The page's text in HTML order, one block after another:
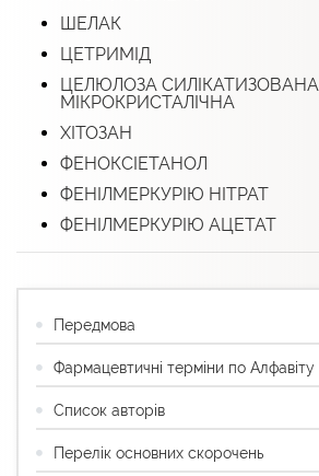
ШЕЛАК
ЦЕТРИМІД
ЦЕЛЮЛОЗА СИЛІКАТИЗОВАНА
МІКРОКРИСТАЛІЧНА
ХІТОЗАН
ФЕНОКСІЕТАНОЛ
ФЕНІЛМЕРКУРІЮ НІТРАТ
ФЕНІЛМЕРКУРІЮ АЦЕТАТ
Передмова
Фармацевтичні терміни по Алфавіту
Список авторів
Перелік основних скорочень